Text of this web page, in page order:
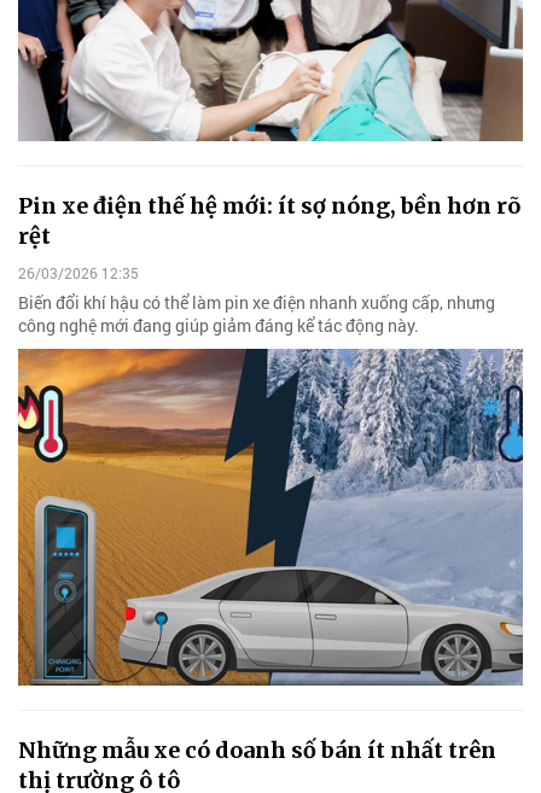
Pin xe điện thế hệ mới: ít sợ nóng, bền hơn rõ
rệt
26/03/2026 12:35
Biến đổi khí hậu có thể làm pin xe điện nhanh xuống cấp, nhưng
công nghệ mới đang giúp giảm đáng kể tác động này.
Những mẫu xe có doanh số bán ít nhất trên
thị trường ô tô